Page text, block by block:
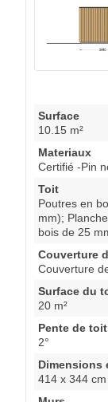
Surface
10.15 m²
Materiaux
Certifié -Pin
Toit
Poutres en
mm);
bois de 25
Couverture
Couverture
Surface du
20 m²
Pente de toit
2°
Dimensions
414 x 344 cm